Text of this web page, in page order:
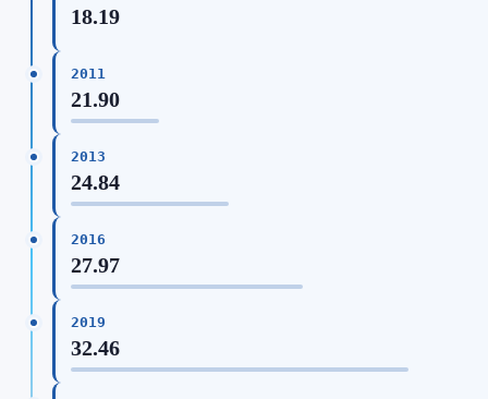
18.19
2011
21.90
2013
24.84
2016
27.97
2019
32.46